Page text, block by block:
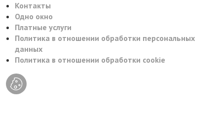
Контакты
Одно окно
Платные услуги
Политика в отношении обработки персональных
данных
Политика в отношении обработки cookie